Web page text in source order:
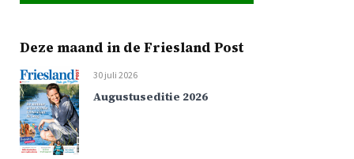
Deze maand in de Friesland Post
30 juli 2026
Augustuseditie 2026